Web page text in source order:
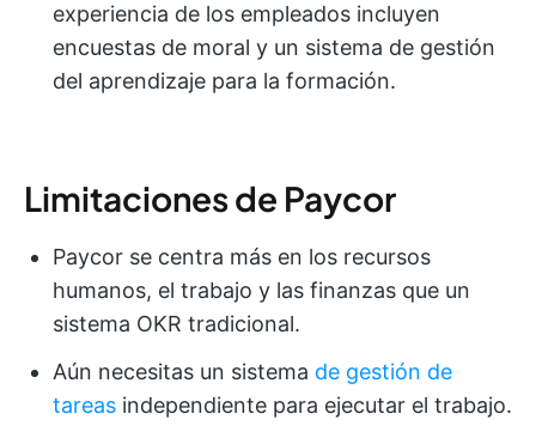
experiencia de los empleados incluyen
encuestas de moral y un sistema de gestión
del aprendizaje para la formación.
Limitaciones de Paycor
Paycor se centra más en los recursos
humanos, el trabajo y las finanzas que un
sistema OKR tradicional.
Aún necesitas un sistema de gestión de
tareas independiente para ejecutar el trabajo.